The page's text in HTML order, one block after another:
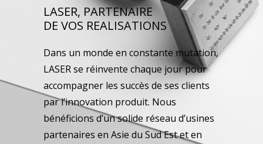
LASER, PARTENAIRE
DE VOS REALISATIONS
Dans un monde en constante mutation,
LASER se réinvente chaque jour pour
accompagner les succès de ses clients
par l’innovation produit. Nous
bénéficions d’un solide réseau d’usines
partenaires en Asie du Sud Est et en